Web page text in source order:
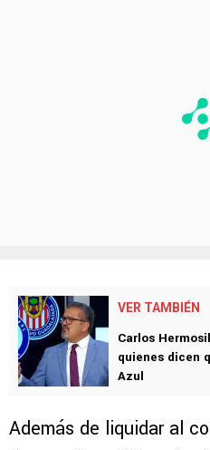
VER TAMBIÉN
Carlos
quienes dicen
Azul
Además de liquidar al